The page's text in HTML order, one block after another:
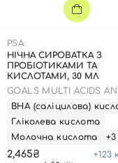
PSA
НІЧНА СИРОВАТКА З
ПРОБІОТИКАМИ ТА
КИСЛОТАМИ, 30 МЛ
GOALS MULTI ACIDS
PROBIOTICS PERFECTING
NIGHT SERUM
ВНА (саліцилова)
Гліколева кислота
Молочна кислота
+3
2,465₴ +123